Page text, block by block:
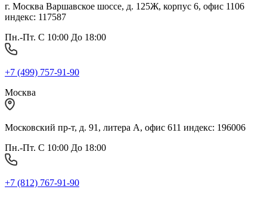
г. Москва Варшавское шоссе, д. 125Ж, корпус 6, офис 1106
индекс: 117587
Пн.-Пт. С 10:00 До 18:00
+7 (499) 757-91-90
Москва
Московский пр-т, д. 91, литера А, офис 611 индекс: 196006
Пн.-Пт. С 10:00 До 18:00
+7 (812) 767-91-90